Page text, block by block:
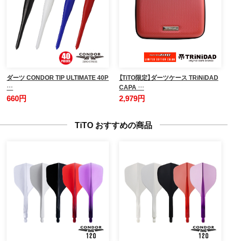
ダーツ CONDOR TIP ULTIMATE 40P
…
660円
【TiTO限定】ダーツケース TRiNiDAD
CAPA …
2,979円
TiTO おすすめの商品